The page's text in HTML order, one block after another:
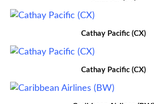
Cathay Pacific (CX)
Cathay Pacific (CX)